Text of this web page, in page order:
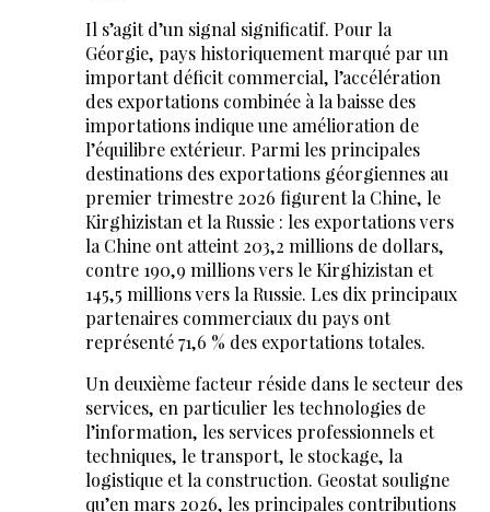
Il s’agit d’un signal significatif. Pour la
Géorgie, pays historiquement marqué par un
important déficit commercial, l’accélération
des exportations combinée à la baisse des
importations indique une amélioration de
l’équilibre extérieur. Parmi les principales
destinations des exportations géorgiennes au
premier trimestre 2026 figurent la Chine, le
Kirghizistan et la Russie : les exportations vers
la Chine ont atteint 203,2 millions de dollars,
contre 190,9 millions vers le Kirghizistan et
145,5 millions vers la Russie. Les dix principaux
partenaires commerciaux du pays ont
représenté 71,6 % des exportations totales.
Un deuxième facteur réside dans le secteur des
services, en particulier les technologies de
l’information, les services professionnels et
techniques, le transport, le stockage, la
logistique et la construction. Geostat souligne
qu’en mars 2026, les principales contributions